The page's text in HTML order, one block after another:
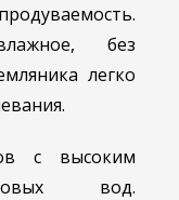
без
легко
с высоким
вод.